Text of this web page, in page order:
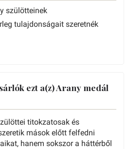
szülötteinek
tulajdonságait szeretnék
ezt a(z) Arany medál
titokzatosak és
mások előtt felfedni
hanem sokszor a háttérből